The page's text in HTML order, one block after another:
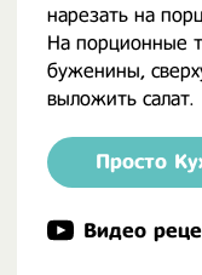
нарезать на
На порционные
буженины,
выложить салат.
Просто
Видео